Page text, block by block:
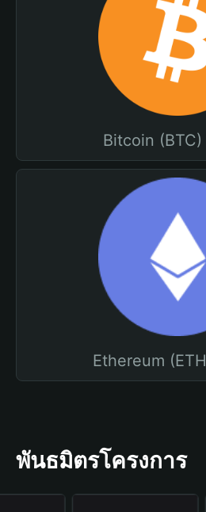
Bitcoin
Ethereum
พันธมิตรโครงการ